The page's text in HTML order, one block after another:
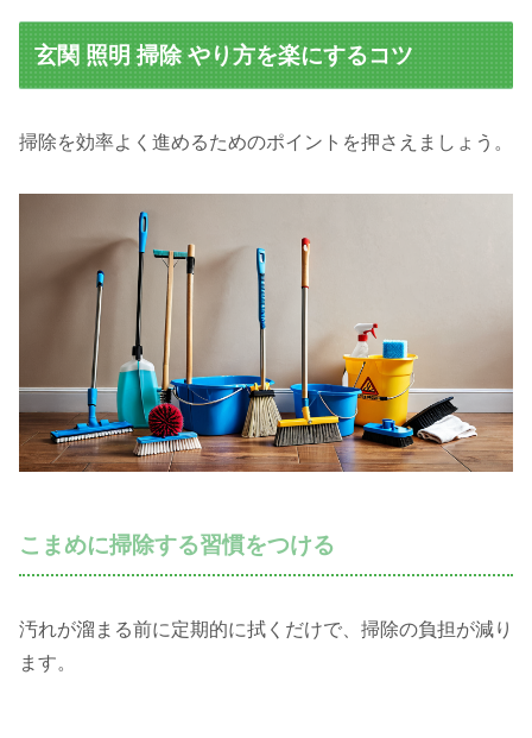
玄関 照明 掃除 やり方を楽にするコツ
掃除を効率よく進めるためのポイントを押さえましょう。
こまめに掃除する習慣をつける
汚れが溜まる前に定期的に拭くだけで、掃除の負担が減り
ます。